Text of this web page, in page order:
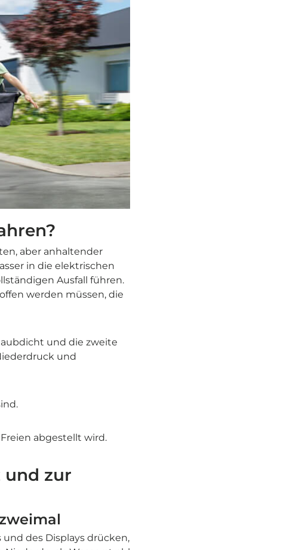
aber anhaltender
in die elektrischen
Ausfall führen.
werden müssen, die
und die zweite
und
abgestellt wird.
und zur
des Displays drücken,